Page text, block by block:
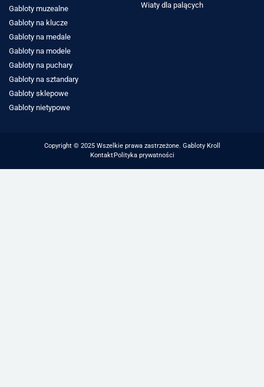
Gabloty muzealne
Gabloty na klucze
Gabloty na medale
Gabloty na modele
Gabloty na puchary
Gabloty na sztandary
Gabloty sklepowe
Gabloty nietypowe
Wiaty dla palących
Copyright © 2025 Wszelkie prawa zastrzeżone. Gabloty Kroll
Kontakt Polityka prywatności